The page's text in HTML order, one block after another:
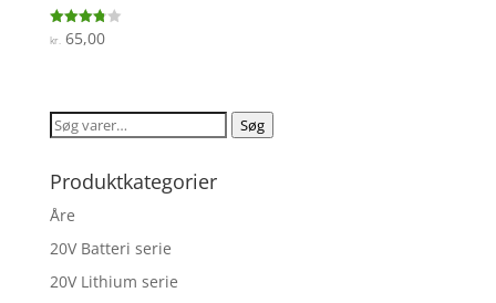
Vurderet
3.8
kr.65,00
Søg
Søg
Produktkategorier
Åre
20V Batteri serie
20V Lithium serie